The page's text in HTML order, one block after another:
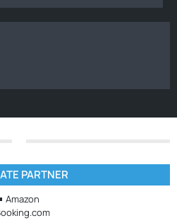
PARTNER
Amazon